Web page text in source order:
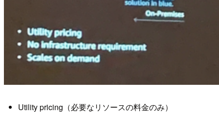
Utility pricing（必要なリソースの料金のみ）